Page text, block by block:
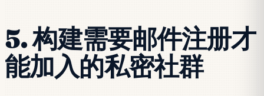
5. 构建需要邮件注册才
能加入的私密社群